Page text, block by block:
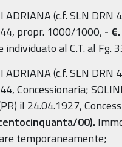
ADRIANA (c.f. SLN
propr. 1000/1000, -
individuato al C.T. al Fg.
ADRIANA (c.f. SLN
Concessionaria;
il 24.04.1927,
00).
temporaneamente;